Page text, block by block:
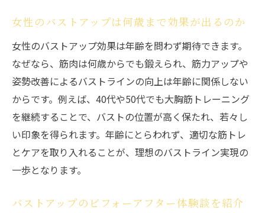
女性のバストアップは何歳まで効果が出るのか
女性のバストアップ効果は年齢を問わず期待できます。
なぜなら、筋肉は何歳からでも鍛えられ、筋力アップや
姿勢改善によるバストラインの向上は年齢に関係しない
からです。例えば、40代や50代でも大胸筋トレーニング
を継続することで、バストの位置が高く保たれ、若々し
い印象を得られます。年齢にとらわれず、適切な筋トレ
とケアを取り入れることが、理想のバストライン実現の
一歩となります。
バストアップのビフォーアフター体験談を紹介